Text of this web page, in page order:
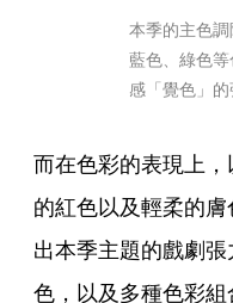
本季的主色調
藍色、綠色
感「覺色」的
而在色彩的表現上
的紅色以及輕柔的
出本季主題的戲劇
色，以及多種色彩